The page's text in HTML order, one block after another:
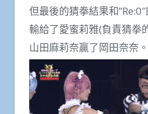
但最後的猜拳結果和
輸給了愛蜜莉雅(負責猜拳
山田麻莉奈贏了岡田奈奈。